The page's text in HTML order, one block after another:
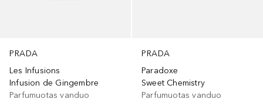
PRADA
Les Infusions
Infusion de Gingembre
Parfumuotas vanduo
PRADA
Paradoxe
Sweet Chemistry
Parfumuotas vanduo